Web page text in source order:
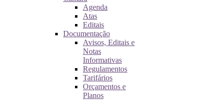
Agenda
Atas
Editais
Documentação
Avisos, Editais e
Notas
Informativas
Regulamentos
Tarifários
Orçamentos e
Planos